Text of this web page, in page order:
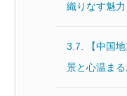
織りなす魅力
3.7.
【中国
景と心温ま